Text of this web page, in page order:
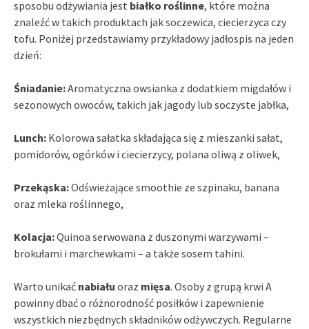
sposobu odżywiania jest białko roślinne, które można
znaleźć w takich produktach jak soczewica, ciecierzyca czy
tofu. Poniżej przedstawiamy przykładowy jadłospis na jeden
dzień:
Śniadanie:Aromatyczna owsianka z dodatkiem migdałów i
sezonowych owoców, takich jak jagody lub soczyste jabłka,
Lunch: Kolorowa sałatka składająca się z mieszanki sałat,
pomidorów, ogórków i ciecierzycy, polana oliwą z oliwek,
Przekąska:Odświeżające smoothie ze szpinaku, banana
oraz mleka roślinnego,
Kolacja:Quinoa serwowana z duszonymi warzywami –
brokułami i marchewkami – a także sosem tahini.
Warto unikać nabiału oraz mięsa. Osoby z grupą krwi A
powinny dbać o różnorodność posiłków i zapewnienie
wszystkich niezbędnych składników odżywczych. Regularne